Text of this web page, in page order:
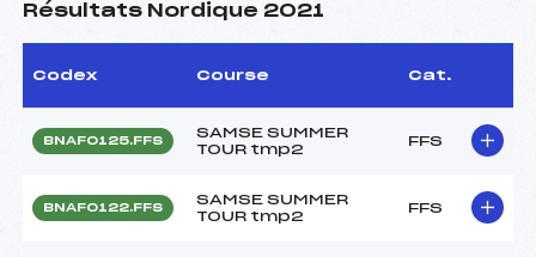
Résultats Nordique 2021
Codex Course Cat.
BNAF0125.FFS
SAMSE SUMMER
TOUR tmp2
FFS
BNAF0122.FFS
SAMSE SUMMER
TOUR tmp2
FFS